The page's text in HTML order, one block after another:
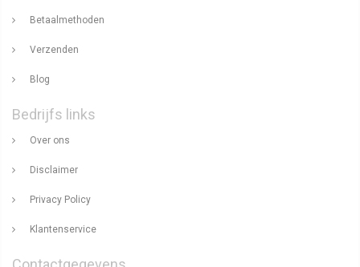
Betaalmethoden
Verzenden
Blog
Bedrijfs links
Over ons
Disclaimer
Privacy Policy
Klantenservice